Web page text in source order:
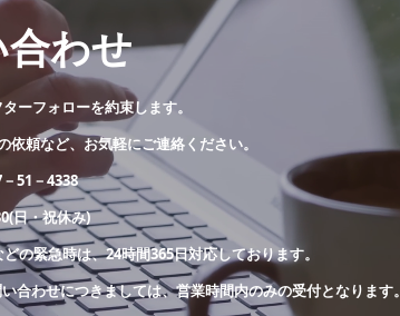
わせ
ーフォローを約束します。
頼など、お気軽にご連絡ください。
51－4338
日・祝休み)
の緊急時は、24時間365日対応しております。
わせにつきましては、営業時間内のみの受付となります。